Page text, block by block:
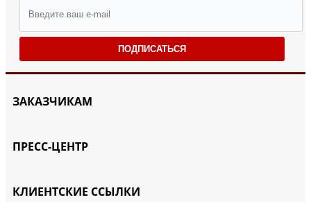
ПОДПИСАТЬСЯ
ЗАКАЗЧИКАМ
ПРЕСС-ЦЕНТР
КЛИЕНТСКИЕ ССЫЛКИ